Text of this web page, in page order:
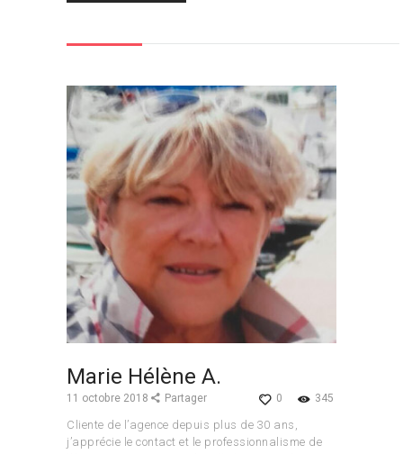
Marie Hélène A.
11 octobre 2018 345
0
Partager
Cliente de l’agence depuis plus de 30 ans,
j’apprécie le contact et le professionnalisme de